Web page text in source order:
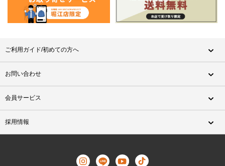
ご利用ガイド/初めての方へ
お問い合わせ
会員サービス
採用情報